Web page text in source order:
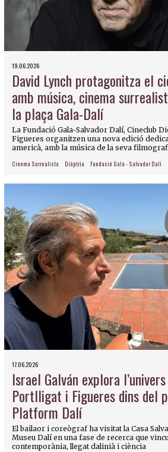
19.06.2026
David Lynch protagonitza el
amb música, cinema
la plaça Gala-Dalí
La Fundació Gala-Salvador Dalí, Cineclub
Figueres organitzen una nova edició
americà, amb la música de la seva
Cinema Surrealista Diòptria Fundació Gala - Salvador Dalí
17.06.2026
Israel Galván explora
Portlligat i Figueres dins del
Platform Dalí
El bailaor i coreògraf ha visitat la Casa
Museu Dalí en una fase de recerca que
contemporània, llegat dalinià i ciència